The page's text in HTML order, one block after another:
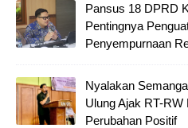
Pansus 18 DPRD
Pentingnya
Penyempurnaan
Nyalakan
Ulung Ajak RT-
Perubahan Positif